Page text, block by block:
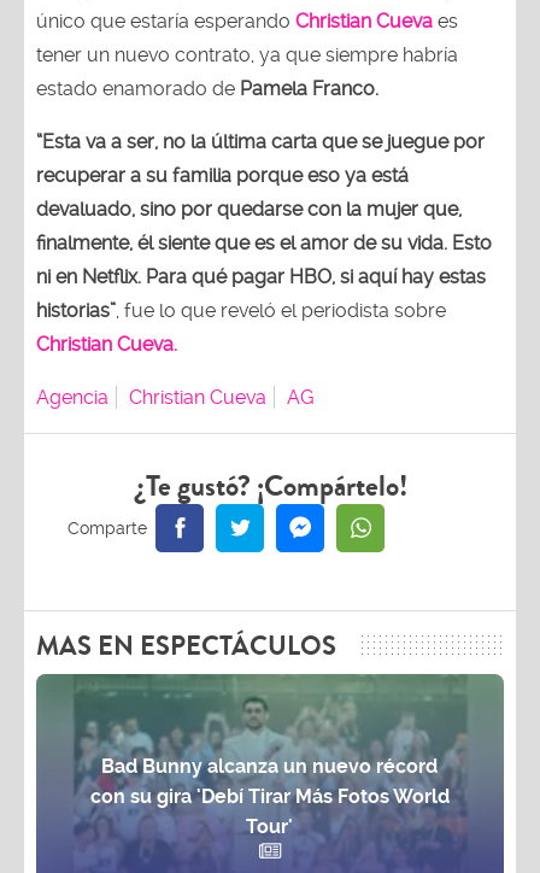
único que estaría esperando Christian Cueva es
tener un nuevo contrato, ya que siempre habría
estado enamorado de Pamela Franco.
“Esta va a ser, no la última carta que se juegue por
recuperar a su familia porque eso ya está
devaluado, sino por quedarse con la mujer que,
finalmente, él siente que es el amor de su vida. Esto
ni en Netflix. Para qué pagar HBO, si aquí hay estas
historias” , fue lo que reveló el periodista sobre
Christian Cueva.
Agencia Christian Cueva AG
¿Te gustó? ¡Compártelo!
MAS EN ESPECTÁCULOS
Bad Bunny alcanza un nuevo récord
con su gira 'Debí Tirar Más Fotos World
Tour'